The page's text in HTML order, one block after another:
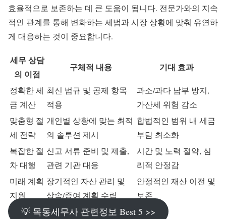
효율적으로 보존하는 데 큰 도움이 됩니다. 전문가와의 지속
적인 관계를 통해 변화하는 세법과 시장 상황에 맞춰 유연하
게 대응하는 것이 중요합니다.
세무 상담
의 이점
구체적 내용 기대 효과
정확한 세
금 계산
최신 법규 및 공제 항목
적용
과소/과다 납부 방지,
가산세 위험 감소
맞춤형 절
세 전략
개인별 상황에 맞는 최적
의 솔루션 제시
합법적인 범위 내 세금
부담 최소화
복잡한 절
차 대행
신고 서류 준비 및 제출,
관련 기관 대응
시간 및 노력 절약, 심
리적 안정감
미래 계획
지원
장기적인 자산 관리 및
상속/증여 계획 수립
안정적인 재산 이전 및
보존
💡 목동세무사 관련정보 Best 5 >>